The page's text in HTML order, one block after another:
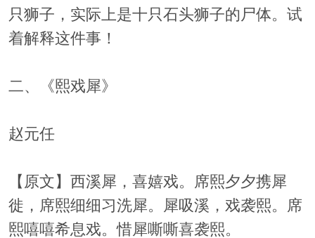
只狮子，实际上是十只石头狮子的尸体。试
着解释这件事！
二、《熙戏犀》
赵元任
【原文】西溪犀，喜嬉戏。席熙夕夕携犀
徙，席熙细细习洗犀。犀吸溪，戏袭熙。席
熙嘻嘻希息戏。惜犀嘶嘶喜袭熙。